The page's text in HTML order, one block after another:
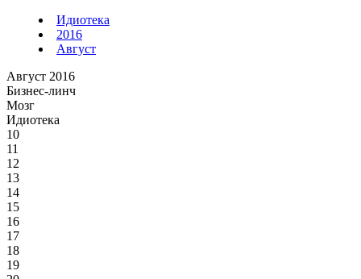
Идиотека
2016
Август
Август 2016
Бизнес-линч
Мозг
Идиотека
10
11
12
13
14
15
16
17
18
19